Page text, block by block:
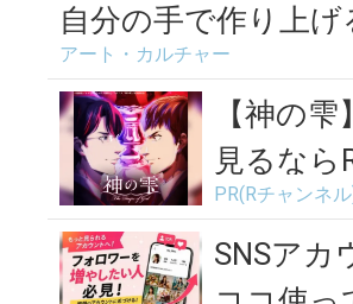
自分の手で作り上げ
「紙刺繍のカレンダ
アート・カルチャー
【神の
見るなら
PR(Rチャンネ
SNSアカ